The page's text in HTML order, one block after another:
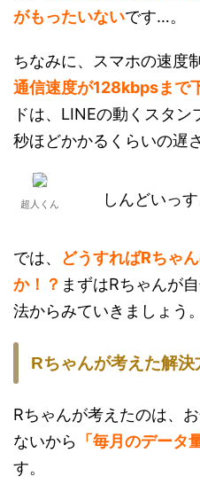
がもったいないです…。
ちなみに、スマホの速度
通信速度が128kbpsまで
ドは、LINEの動くスタ
秒ほどかかるくらいの遅さ
超人くん しんどいっす
では、 どうすればRちゃ
か！？ まずはRちゃんが
法からみていきましょう。
Rちゃんが考えた解決
Rちゃんが考えたのは、
ないから 「毎月のデータ
す。